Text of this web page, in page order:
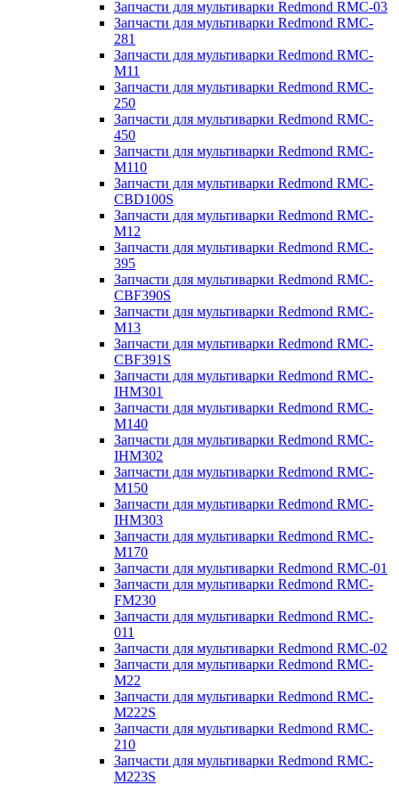
Запчасти для мультиварки Redmond RMC-03
Запчасти для мультиварки Redmond RMC-
281
Запчасти для мультиварки Redmond RMC-
M11
Запчасти для мультиварки Redmond RMC-
250
Запчасти для мультиварки Redmond RMC-
450
Запчасти для мультиварки Redmond RMC-
M110
Запчасти для мультиварки Redmond RMC-
CBD100S
Запчасти для мультиварки Redmond RMC-
M12
Запчасти для мультиварки Redmond RMC-
395
Запчасти для мультиварки Redmond RMC-
CBF390S
Запчасти для мультиварки Redmond RMC-
M13
Запчасти для мультиварки Redmond RMC-
CBF391S
Запчасти для мультиварки Redmond RMC-
IHM301
Запчасти для мультиварки Redmond RMC-
M140
Запчасти для мультиварки Redmond RMC-
IHM302
Запчасти для мультиварки Redmond RMC-
M150
Запчасти для мультиварки Redmond RMC-
IHM303
Запчасти для мультиварки Redmond RMC-
M170
Запчасти для мультиварки Redmond RMC-01
Запчасти для мультиварки Redmond RMC-
FM230
Запчасти для мультиварки Redmond RMC-
011
Запчасти для мультиварки Redmond RMC-02
Запчасти для мультиварки Redmond RMC-
M22
Запчасти для мультиварки Redmond RMC-
M222S
Запчасти для мультиварки Redmond RMC-
210
Запчасти для мультиварки Redmond RMC-
M223S